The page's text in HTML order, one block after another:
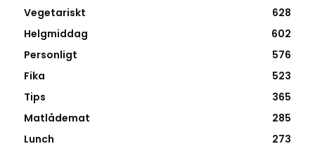
Vegetariskt
628
Helgmiddag
602
Personligt
576
Fika
523
Tips
365
Matlådemat
285
Lunch
273